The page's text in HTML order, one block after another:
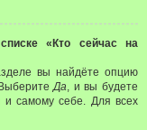
«Кто сейчас на
вы найдёте опцию
Да, и вы будете
и самому себе. Для всех